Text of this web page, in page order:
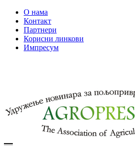
О нама
Контакт
Партнери
Корисни линкови
Импресум